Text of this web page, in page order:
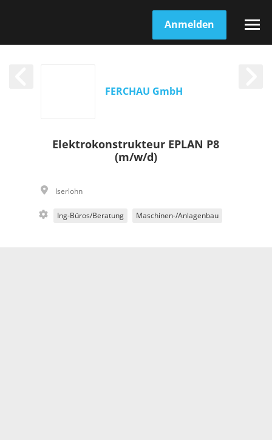
Anmelden
FERCHAU GmbH
Elektrokonstrukteur EPLAN P8
(m/w/d)
Iserlohn
Ing-Büros/Beratung Maschinen-/Anlagenbau